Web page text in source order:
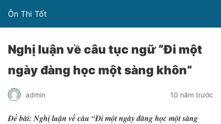
Ôn Thi Tốt
Nghị luận về câu tục ngữ “Đi một
ngày đàng học một sàng khôn”
admin 10 năm trước
Đề bài: Nghị luận về câu “Đi một ngày đàng học một sàng